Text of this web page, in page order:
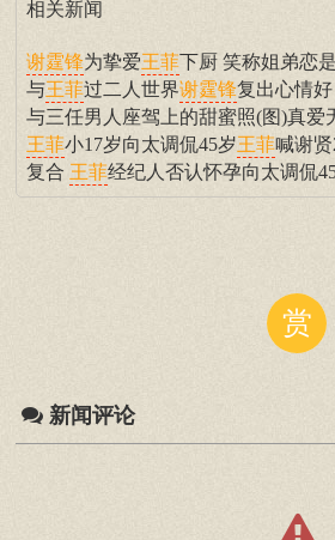
相关新闻
谢霆锋为挚爱王菲下厨 笑称姐弟恋
与王菲过二人世界谢霆锋复出心情好
与三任男人座驾上的甜蜜照(图)真爱
王菲小17岁向太调侃45岁王菲喊谢
复合 王菲经纪人否认怀孕向太调侃
赏
新闻评论